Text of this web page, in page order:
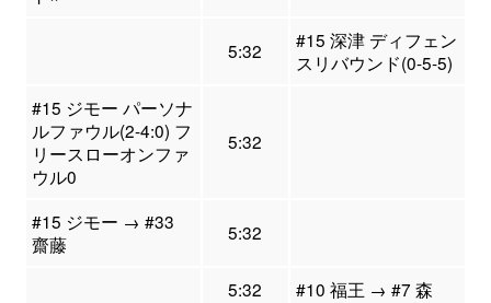
5:32
#15 深津 ディフェン
スリバウンド(0-5-5)
#15 ジモー パーソナ
ルファウル(2-4:0) フ
リースローオンファ
ウル0
5:32
#15 ジモー → #33
齋藤
5:32
5:32 #10 福王 → #7 森